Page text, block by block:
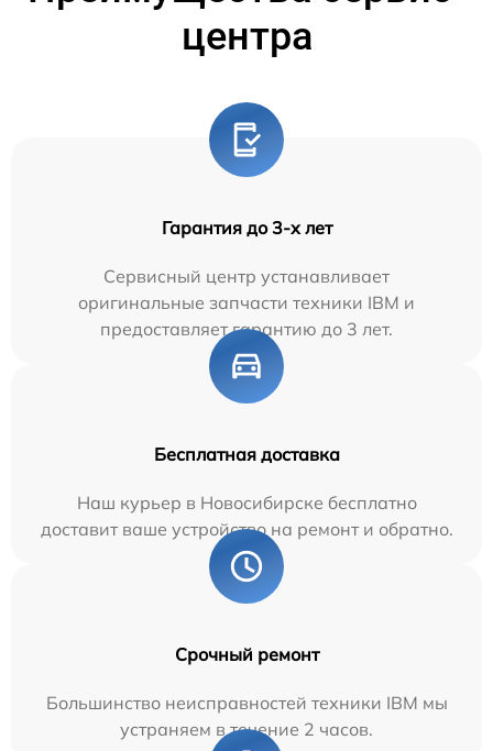
центра
Гарантия до 3-х лет
Сервисный центр устанавливает
оригинальные запчасти техники IBM и
предоставляет гарантию до 3 лет.
Бесплатная доставка
Наш курьер в Новосибирске бесплатно
доставит ваше устройство на ремонт и обратно.
Срочный ремонт
Большинство неисправностей техники IBM мы
устраняем в течение 2 часов.